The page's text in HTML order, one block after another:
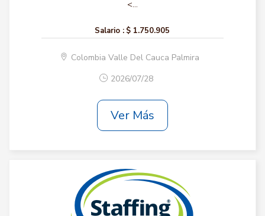
<...
Salario : $ 1.750.905
Colombia Valle Del Cauca Palmira
2026/07/28
Ver Más